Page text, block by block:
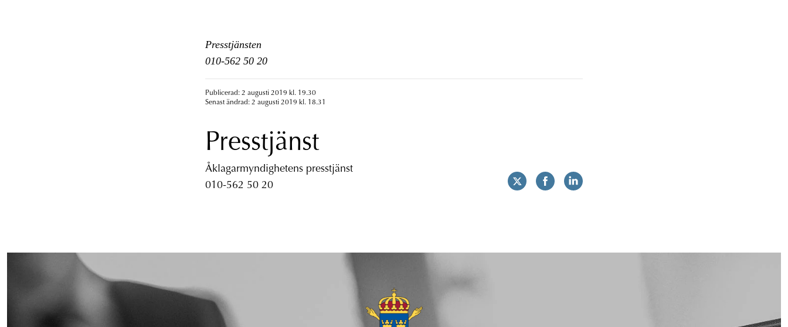
Presstjänsten
010-562 50 20
Publicerad: 2 augusti 2019 kl. 19.30
Senast ändrad: 2 augusti 2019 kl. 18.31
Presstjänst
Åklagarmyndighetens presstjänst
010-562 50 20